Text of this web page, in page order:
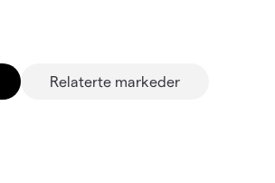
Relaterte markeder